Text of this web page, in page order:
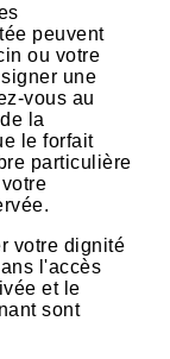
peuvent
ou votre
une
vous au
la
le forfait
particulière
votre dignité
l'accès
et le
sont